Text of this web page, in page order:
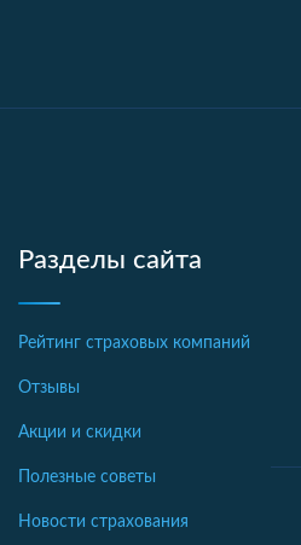
Разделы сайта
Рейтинг страховых компаний
Отзывы
Акции и скидки
Полезные советы
Новости страхования